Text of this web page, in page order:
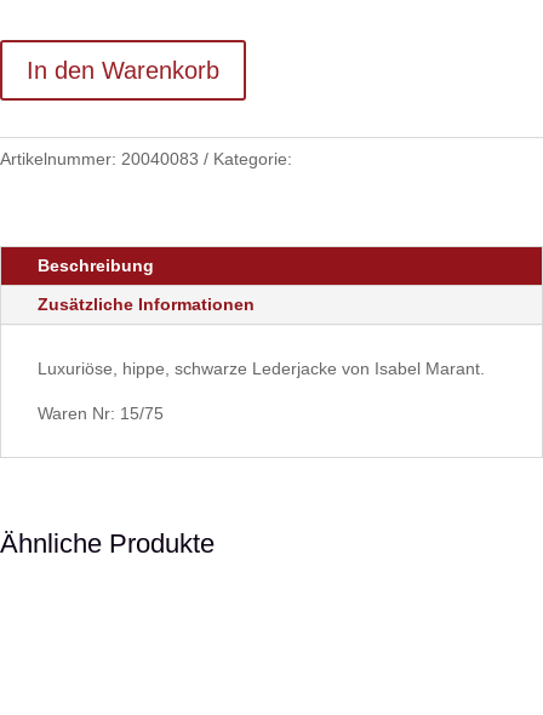
In den Warenkorb
Artikelnummer: 20040083 Kategorie:
Beschreibung
Zusätzliche Informationen
Luxuriöse, hippe, schwarze Lederjacke von Isabel Marant.
Waren Nr: 15/75
Ähnliche Produkte